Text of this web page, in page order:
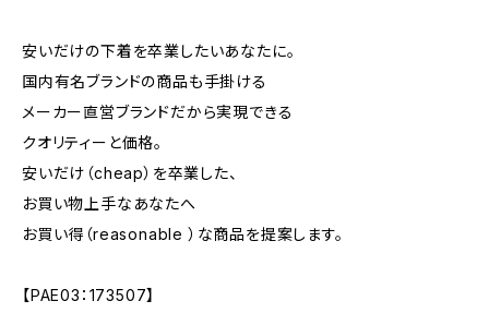
安いだけの下着を卒業したいあなたに。
国内有名ブランドの商品も手掛ける
メーカー直営ブランドだから実現できる
クオリティーと価格。
安いだけ（cheap）を卒業した、
お買い物上手なあなたへ
お買い得（reasonable ）な商品を提案します。
【PAE03：173507】